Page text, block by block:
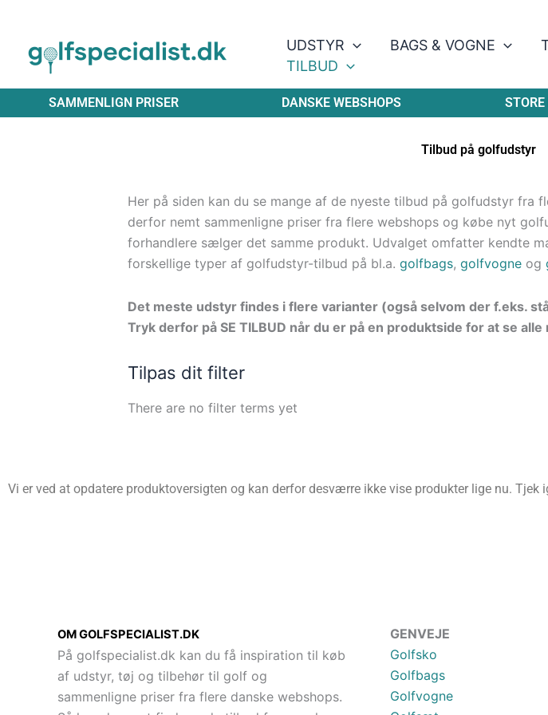
indholdet
UDSTYR BAGS & VOGNE
TILBUD
SAMMENLIGN PRISER DANSKE WEBSHOPS STORE
Tilbud på golfudstyr
Her på siden kan du se mange af de nyeste tilbud på golfudstyr fra
derfor nemt sammenligne priser fra flere webshops og købe nyt
forhandlere sælger det samme produkt. Udvalget omfatter kendte
forskellige typer af golfudstyr-tilbud på bl.a. golfbags, golfvogne og
Det meste udstyr findes i flere varianter (også selvom der f.eks.
Tryk derfor på SE TILBUD når du er på en produktside for at se
Tilpas dit filter
There are no filter terms yet
Vi er ved at opdatere produktoversigten og kan derfor desværre ikke vise produkter lige nu. Tjek
OM GOLFSPECIALIST.DK
På golfspecialist.dk kan du få inspiration til køb
af udstyr, tøj og tilbehør til golf og
sammenligne priser fra flere danske webshops.
GENVEJE
Golfsko
Golfbags
Golfvogne